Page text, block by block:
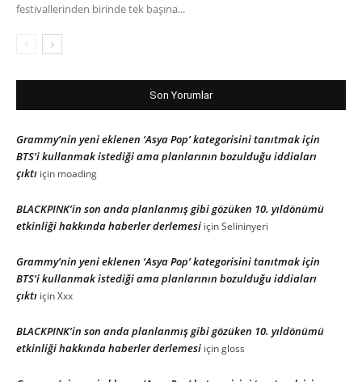
festivallerinden birinde tek başına...
Son Yorumlar
Grammy’nin yeni eklenen ‘Asya Pop’ kategorisini tanıtmak için
BTS’i kullanmak istediği ama planlarının bozulduğu iddiaları
çıktı için moading
BLACKPINK’in son anda planlanmış gibi gözüken 10. yıldönümü
etkinliği hakkında haberler derlemesi içinSelininyeri
Grammy’nin yeni eklenen ‘Asya Pop’ kategorisini tanıtmak için
BTS’i kullanmak istediği ama planlarının bozulduğu iddiaları
çıktı içinXxx
BLACKPINK’in son anda planlanmış gibi gözüken 10. yıldönümü
etkinliği hakkında haberler derlemesi içingloss